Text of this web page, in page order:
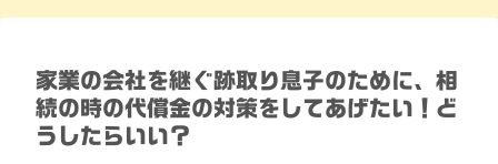
家業の会社を継ぐ跡取り息子のために、相
続の時の代償金の対策をしてあげたい！ど
うしたらいい？